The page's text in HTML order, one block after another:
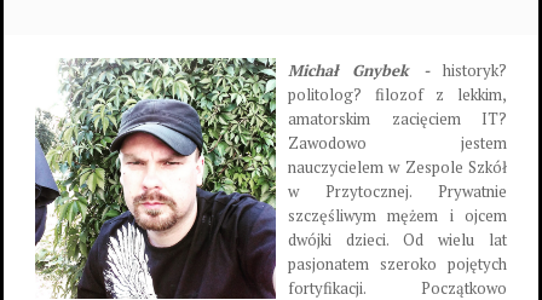
Michał Gnybek - historyk?
politolog? filozof z lekkim,
amatorskim zacięciem IT?
Zawodowo jestem
nauczycielem w Zespole Szkół
w Przytocznej. Prywatnie
szczęśliwym mężem i ojcem
dwójki dzieci. Od wielu lat
pasjonatem szeroko pojętych
fortyfikacji. Początkowo